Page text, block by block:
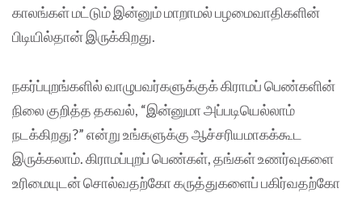
காலங்கள் மட்டும் இன்னும் மாறாமல் பழமைவாதிகளின்
பிடியில்தான் இருக்கிறது.
நகர்ப்புறங்களில் வாழுபவர்களுக்குக் கிராமப் பெண்களின்
நிலை குறித்த தகவல், “இன்னுமா அப்படியெல்லாம்
நடக்கிறது?” என்று உங்களுக்கு ஆச்சரியமாகக்கூட
இருக்கலாம். கிராமப்புறப் பெண்கள், தங்கள் உணர்வுகளை
உரிமையுடன் சொல்வதற்கோ கருத்துகளைப் பகிர்வதற்கோ